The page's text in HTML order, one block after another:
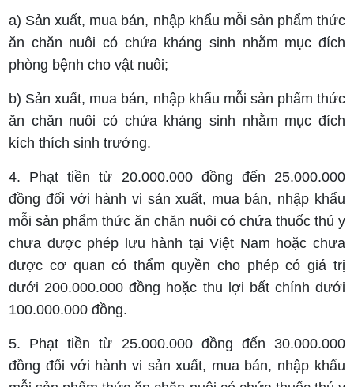
a) Sản xuất, mua bán, nhập khẩu mỗi sản phẩm thức
ăn chăn nuôi có chứa kháng sinh nhằm mục đích
phòng bệnh cho vật nuôi;
b) Sản xuất, mua bán, nhập khẩu mỗi sản phẩm thức
ăn chăn nuôi có chứa kháng sinh nhằm mục đích
kích thích sinh trưởng.
4. Phạt tiền từ 20.000.000 đồng đến 25.000.000
đồng đối với hành vi sản xuất, mua bán, nhập khẩu
mỗi sản phẩm thức ăn chăn nuôi có chứa thuốc thú y
chưa được phép lưu hành tại Việt Nam hoặc chưa
được cơ quan có thẩm quyền cho phép có giá trị
dưới 200.000.000 đồng hoặc thu lợi bất chính dưới
100.000.000 đồng.
5. Phạt tiền từ 25.000.000 đồng đến 30.000.000
đồng đối với hành vi sản xuất, mua bán, nhập khẩu